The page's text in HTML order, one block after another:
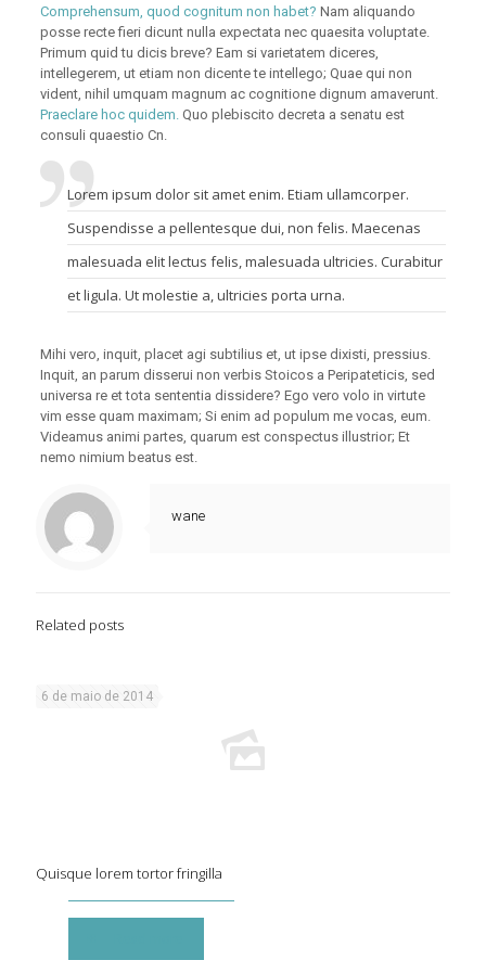
Comprehensum, quod cognitum non habet? Nam aliquando
posse recte fieri dicunt nulla expectata nec quaesita voluptate.
Primum quid tu dicis breve? Eam si varietatem diceres,
intellegerem, ut etiam non dicente te intellego; Quae qui non
vident, nihil umquam magnum ac cognitione dignum amaverunt.
Praeclare hoc quidem.Quo plebiscito decreta a senatu est
consuli quaestio Cn.
Lorem ipsum dolor sit amet enim. Etiam ullamcorper.
Suspendisse a pellentesque dui, non felis. Maecenas
malesuada elit lectus felis, malesuada ultricies. Curabitur
et ligula. Ut molestie a, ultricies porta urna.
Mihi vero, inquit, placet agi subtilius et, ut ipse dixisti, pressius.
Inquit, an parum disserui non verbis Stoicos a Peripateticis, sed
universa re et tota sententia dissidere? Ego vero volo in virtute
vim esse quam maximam; Si enim ad populum me vocas, eum.
Videamus animi partes, quarum est conspectus illustrior; Et
nemo nimium beatus est.
wane
Related posts
6 de maio de 2014
Quisque lorem tortor fringilla